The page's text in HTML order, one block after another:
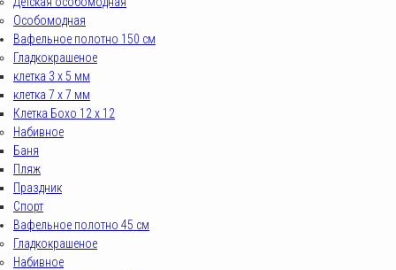
Особомодная
Вафельное полотно 150 см
Гладкокрашеное
клетка 3 х 5 мм
клетка 7 х 7 мм
Клетка Бохо 12 x 12
Набивное
Баня
Пляж
Праздник
Спорт
Вафельное полотно 45 см
Гладкокрашеное
Набивное